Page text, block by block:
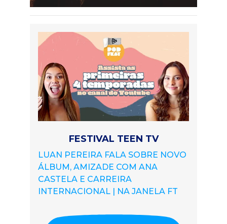
FESTIVAL TEEN TV
LUAN PEREIRA FALA SOBRE NOVO
ÁLBUM, AMIZADE COM ANA
CASTELA E CARREIRA
INTERNACIONAL | NA JANELA FT